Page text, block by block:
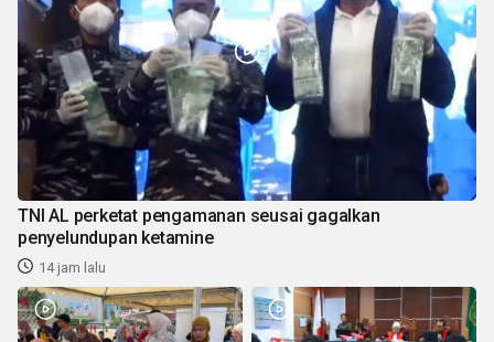
TNI AL perketat pengamanan seusai gagalkan
penyelundupan ketamine
14 jam lalu